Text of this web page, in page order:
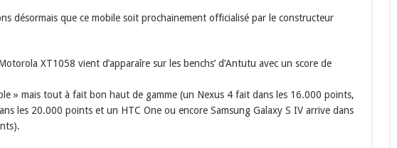
désormais que ce mobile soit prochainement officialisé par le constructeur
XT1058 vient d’apparaîre sur les benchs’ d’Antutu avec un score de
» mais tout à fait bon haut de gamme (un Nexus 4 fait dans les 16.000 points,
les 20.000 points et un HTC One ou encore Samsung Galaxy S IV arrive dans